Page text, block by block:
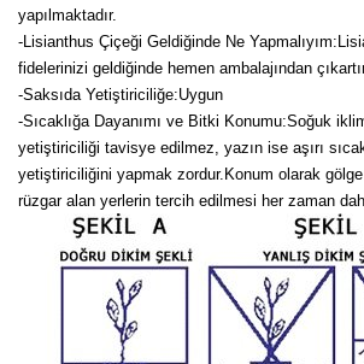
yapılmaktadır.
-Lisianthus Çiçeği Geldiğinde Ne
fidelerinizi geldiğinde hemen ambalajından
-Saksıda Yetiştiriciliğe:Uygun
-Sıcaklığa Dayanımı ve Bitki Konumu:Soğuk
yetiştiriciliği tavisye edilmez, yazın ise aşırı
yetiştiriciliğini yapmak zordur.Konum olarak
rüzgar alan yerlerin tercih edilmesi her zaman